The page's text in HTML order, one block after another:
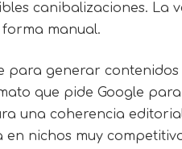
canibalizaciones. La
manual.
para generar
que pide Google
una coherencia
nichos muy